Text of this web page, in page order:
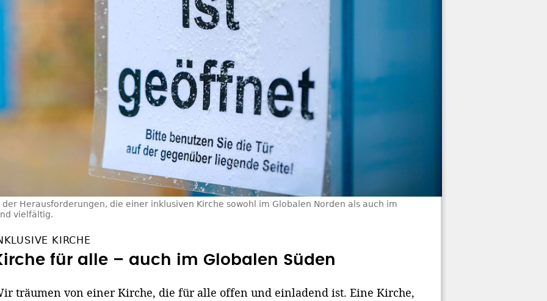
der Herausforderungen, die einer inklusiven Kirche sowohl im Globalen Norden als auch im
vielfältig.
KIRCHE
für alle – auch im Globalen Süden
träumen von einer Kirche, die für alle offen und einladend ist. Eine Kirche,